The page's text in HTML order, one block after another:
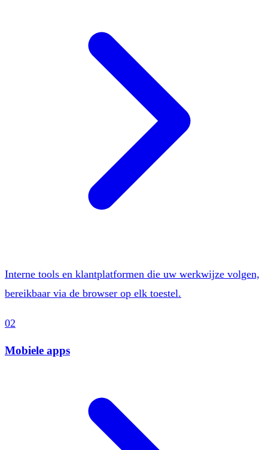
Interne tools en klantplatformen die uw werkwijze volgen,
bereikbaar via de browser op elk toestel.
02
Mobiele apps